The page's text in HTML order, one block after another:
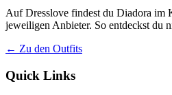
Auf Dresslove findest du Diadora im
jeweiligen Anbieter. So entdeckst du
← Zu den Outfits
Quick Links